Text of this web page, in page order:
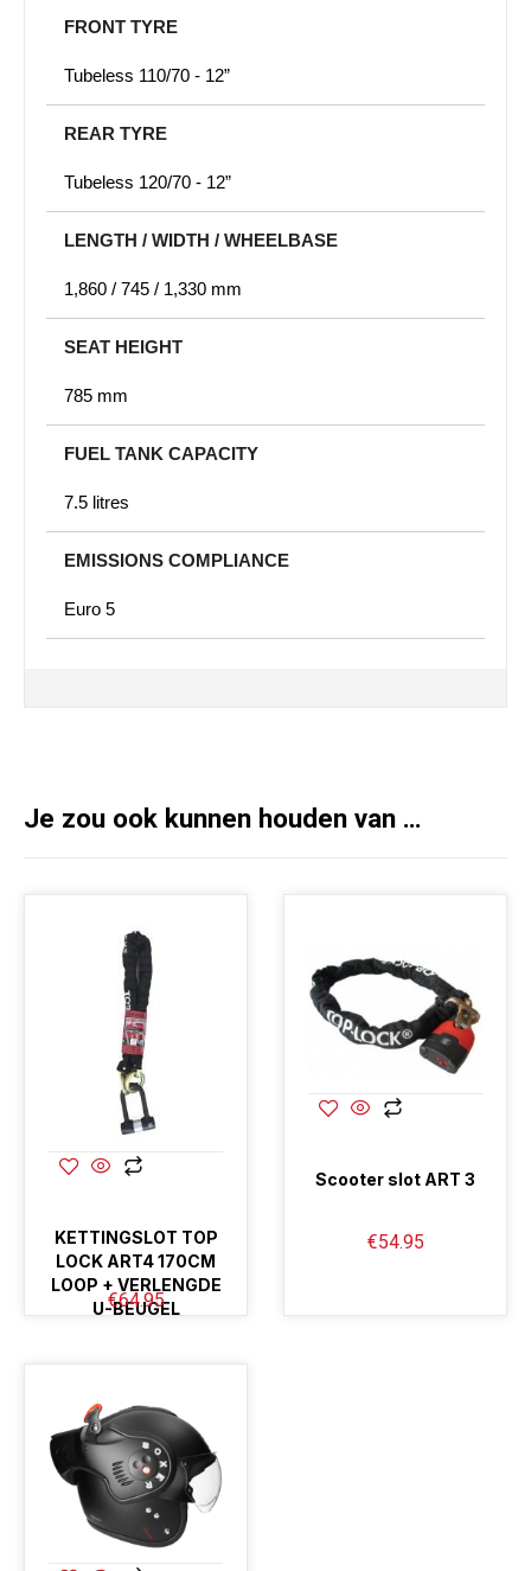
FRONT TYRE
Tubeless 110/70 - 12”
REAR TYRE
Tubeless 120/70 - 12”
LENGTH / WIDTH / WHEELBASE
1,860 / 745 / 1,330 mm
SEAT HEIGHT
785 mm
FUEL TANK CAPACITY
7.5 litres
EMISSIONS COMPLIANCE
Euro 5
Je zou ook kunnen houden van …
KETTINGSLOT TOP
LOCK ART4 170CM
LOOP + VERLENGDE
U-BEUGEL
€64.95
Scooter slot ART 3
€54.95